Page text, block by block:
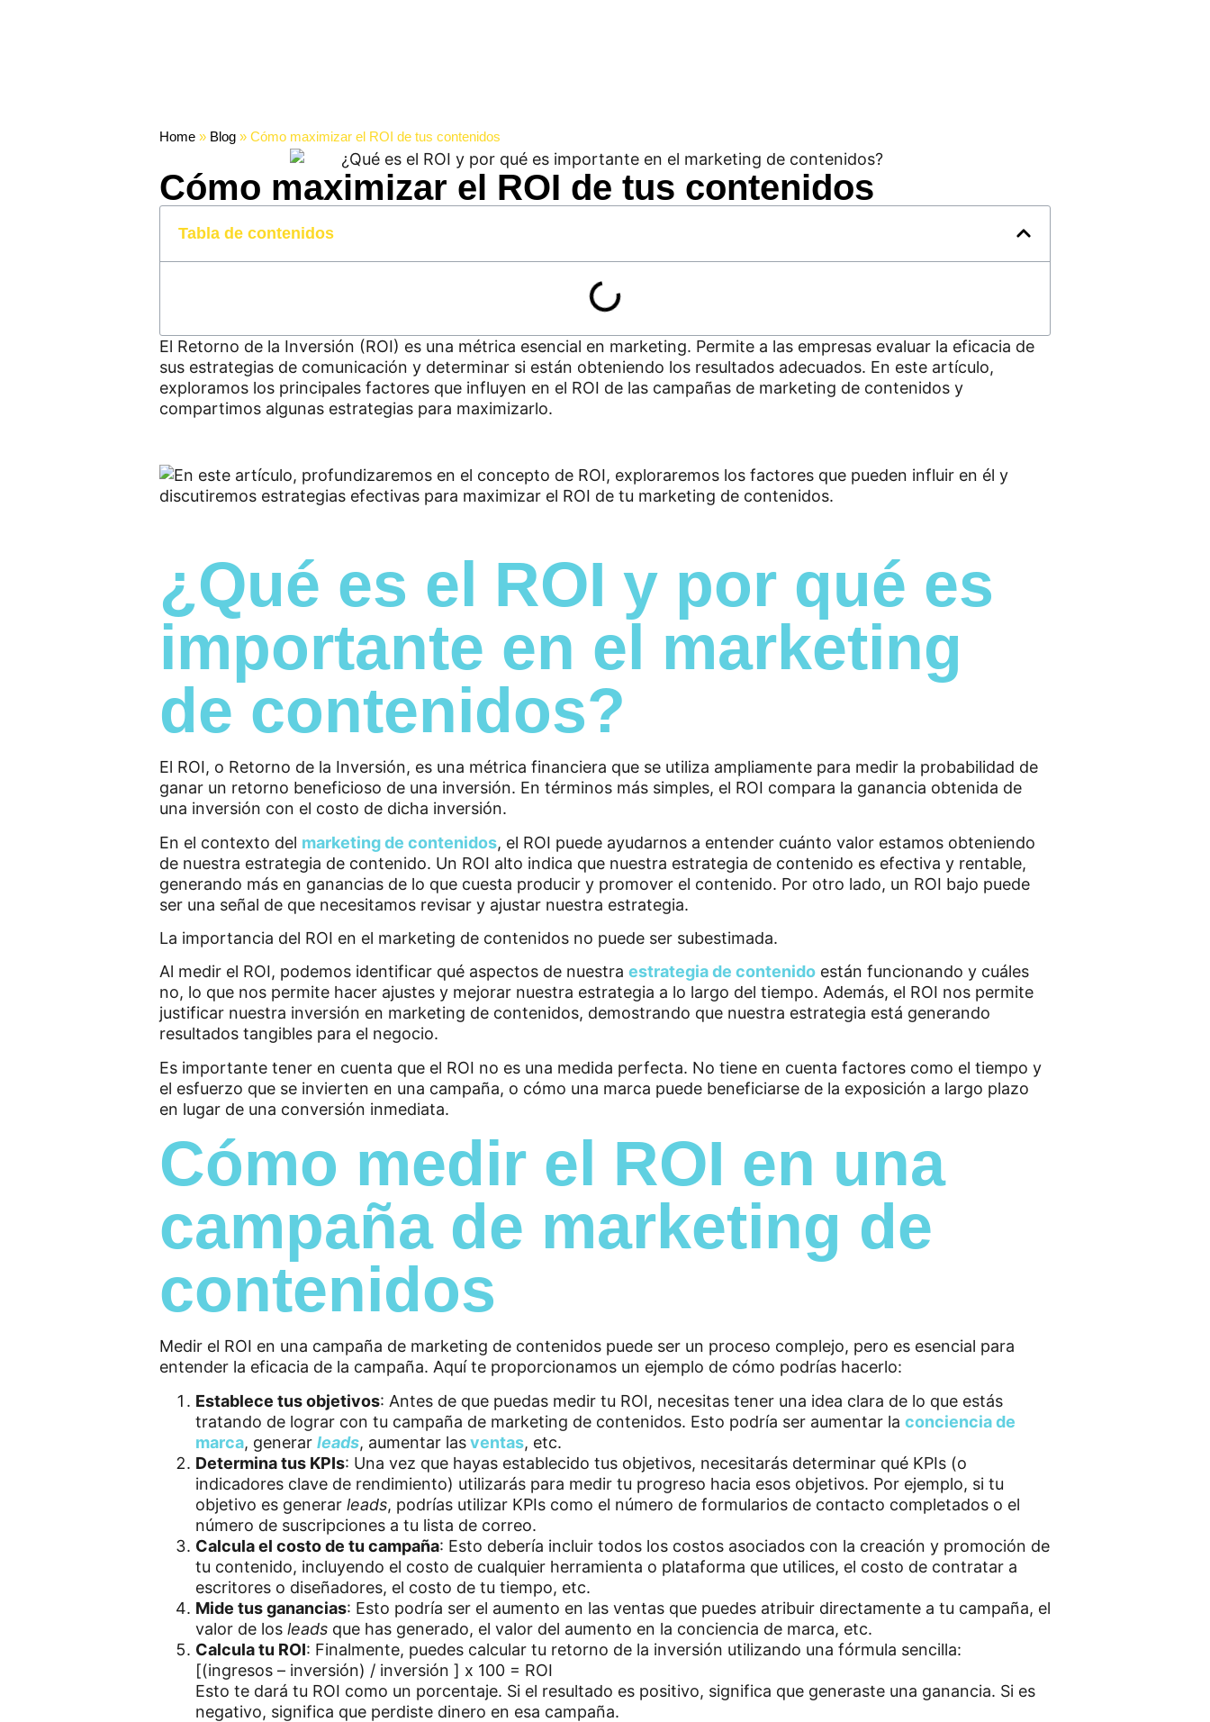
Home » Blog » Cómo maximizar el ROI de tus contenidos
Cómo maximizar el ROI de tus contenidos
Tabla de contenidos
El Retorno de la Inversión (ROI) es una métrica esencial en marketing. Permite a las empresas evaluar la eficacia de
sus estrategias de comunicación y determinar si están obteniendo los resultados adecuados. En este artículo,
exploramos los principales factores que influyen en el ROI de las campañas de marketing de contenidos y
compartimos algunas estrategias para maximizarlo.
¿Qué es el ROI y por qué es
importante en el marketing
de contenidos?
El ROI, o Retorno de la Inversión, es una métrica financiera que se utiliza ampliamente para medir la probabilidad de
ganar un retorno beneficioso de una inversión. En términos más simples, el ROI compara la ganancia obtenida de
una inversión con el costo de dicha inversión.
En el contexto del marketing de contenidos, el ROI puede ayudarnos a entender cuánto valor estamos obteniendo
de nuestra estrategia de contenido. Un ROI alto indica que nuestra estrategia de contenido es efectiva y rentable,
generando más en ganancias de lo que cuesta producir y promover el contenido. Por otro lado, un ROI bajo puede
ser una señal de que necesitamos revisar y ajustar nuestra estrategia.
La importancia del ROI en el marketing de contenidos no puede ser subestimada.
Al medir el ROI, podemos identificar qué aspectos de nuestra estrategia de contenido están funcionando y cuáles
no, lo que nos permite hacer ajustes y mejorar nuestra estrategia a lo largo del tiempo. Además, el ROI nos permite
justificar nuestra inversión en marketing de contenidos, demostrando que nuestra estrategia está generando
resultados tangibles para el negocio.
Es importante tener en cuenta que el ROI no es una medida perfecta. No tiene en cuenta factores como el tiempo y
el esfuerzo que se invierten en una campaña, o cómo una marca puede beneficiarse de la exposición a largo plazo
en lugar de una conversión inmediata.
Cómo medir el ROI en una
campaña de marketing de
contenidos
Medir el ROI en una campaña de marketing de contenidos puede ser un proceso complejo, pero es esencial para
entender la eficacia de la campaña. Aquí te proporcionamos un ejemplo de cómo podrías hacerlo:
Establece tus objetivos: Antes de que puedas medir tu ROI, necesitas tener una idea clara de lo que estás
tratando de lograr con tu campaña de marketing de contenidos. Esto podría ser aumentar la conciencia de
marca, generar leads, aumentar lasventas, etc.
Determina tus KPIs: Una vez que hayas establecido tus objetivos, necesitarás determinar qué KPIs (o
indicadores clave de rendimiento) utilizarás para medir tu progreso hacia esos objetivos. Por ejemplo, si tu
objetivo es generar leads, podrías utilizar KPIs como el número de formularios de contacto completados o el
número de suscripciones a tu lista de correo.
Calcula el costo de tu campaña: Esto debería incluir todos los costos asociados con la creación y promoción de
tu contenido, incluyendo el costo de cualquier herramienta o plataforma que utilices, el costo de contratar a
escritores o diseñadores, el costo de tu tiempo, etc.
Mide tus ganancias: Esto podría ser el aumento en las ventas que puedes atribuir directamente a tu campaña, el
valor de los leads que has generado, el valor del aumento en la conciencia de marca, etc.
Calcula tu ROI: Finalmente, puedes calcular tu retorno de la inversión utilizando una fórmula sencilla:
[(ingresos – inversión) / inversión ] x 100 = ROI
Esto te dará tu ROI como un porcentaje. Si el resultado es positivo, significa que generaste una ganancia. Si es
negativo, significa que perdiste dinero en esa campaña.